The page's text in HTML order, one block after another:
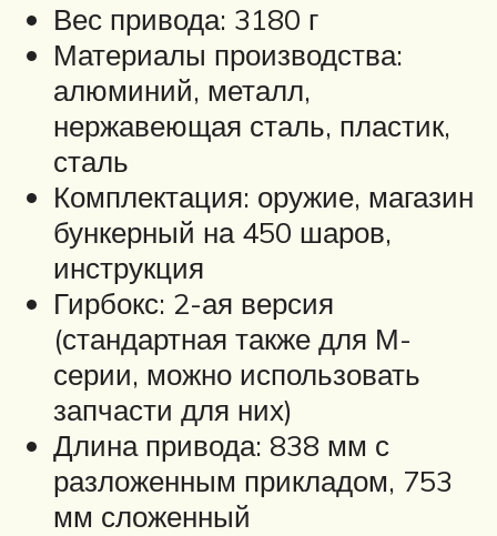
Вес привода: 3180 г
Материалы производства:
алюминий, металл,
нержавеющая сталь, пластик,
сталь
Комплектация: оружие, магазин
бункерный на 450 шаров,
инструкция
Гирбокс: 2-ая версия
(стандартная также для М-
серии, можно использовать
запчасти для них)
Длина привода: 838 мм с
разложенным прикладом, 753
мм сложенный